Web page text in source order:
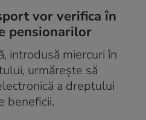
vor verifica în
pensionarilor
introdusă miercuri în
urmărește să
a dreptului
beneficii.